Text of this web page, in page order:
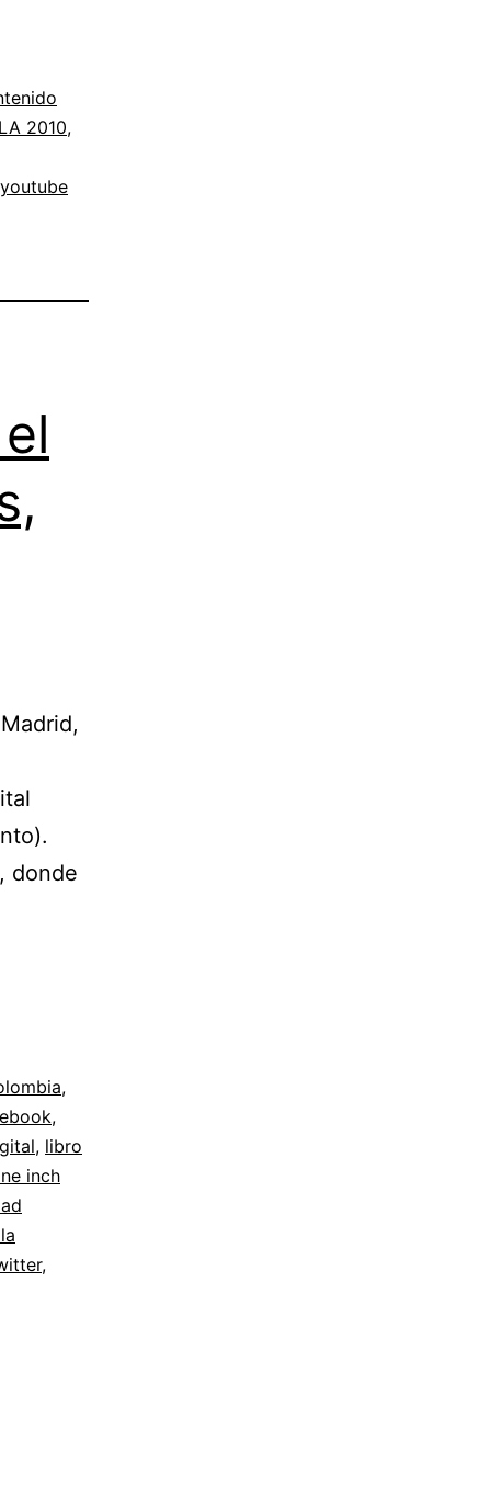
2010,
youtube
donde
,
,
, libro
inch
,